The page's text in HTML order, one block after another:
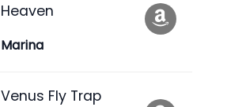
Heaven
Marina
Venus Fly Trap